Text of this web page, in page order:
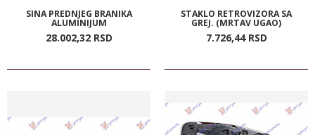
SINA PREDNJEG BRANIKA
ALUMINIJUM
28.002,32 RSD
STAKLO RETROVIZORA SA
GREJ. (MRTAV UGAO)
7.726,44 RSD